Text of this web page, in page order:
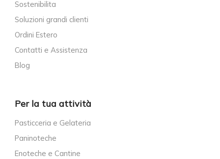
Sostenibilita
Soluzioni grandi clienti
Ordini Estero
Contatti e Assistenza
Blog
Per la tua attività
Pasticceria e Gelateria
Paninoteche
Enoteche e Cantine